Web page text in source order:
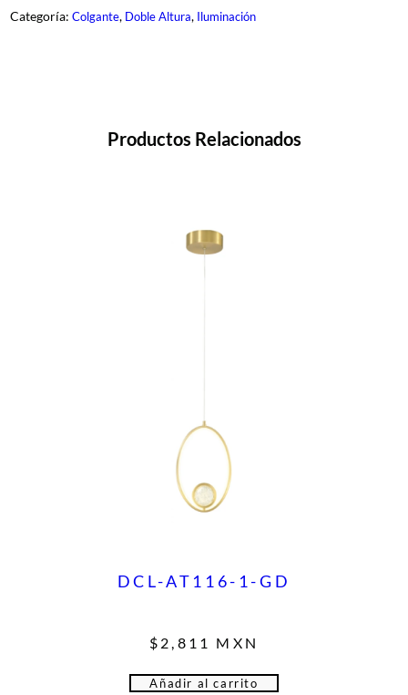
-
B
Categoría: Colgante, Doble Altura, Iluminación
Productos Relacionados
DCL-AT116-1-GD
$ 2,811 MXN
Añadir al carrito